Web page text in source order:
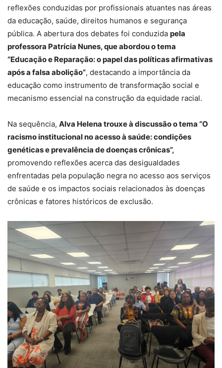
reflexões conduzidas por profissionais atuantes nas áreas
da educação, saúde, direitos humanos e segurança
pública. A abertura dos debates foi conduzida pela
professora Patrícia Nunes, que abordou o tema
“Educação e Reparação: o papel das políticas afirmativas
após a falsa abolição”, destacando a importância da
educação como instrumento de transformação social e
mecanismo essencial na construção da equidade racial.
Na sequência, Alva Helena trouxe à discussão o tema “O
racismo institucional no acesso à saúde: condições
genéticas e prevalência de doenças crônicas”,
promovendo reflexões acerca das desigualdades
enfrentadas pela população negra no acesso aos serviços
de saúde e os impactos sociais relacionados às doenças
crônicas e fatores históricos de exclusão.